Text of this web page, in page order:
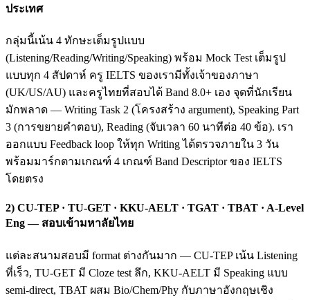
ประเทศ
กลุ่มนี้เน้น 4 ทักษะเต็มรูปแบบ
(Listening/Reading/Writing/Speaking) พร้อม Mock Test เต็มรูป
แบบทุก 4 สัปดาห์ ครู IELTS ของเรามีทั้งเจ้าของภาษา
(UK/US/AU) และครูไทยที่สอบได้ Band 8.0+ เอง จุดที่นักเรียน
มักพลาด — Writing Task 2 (โครงสร้าง argument), Speaking Part
3 (การขยายคำตอบ), Reading (จับเวลา 60 นาทีต่อ 40 ข้อ). เรา
ออกแบบ Feedback loop ให้ทุก Writing ได้ตรวจภายใน 3 วัน
พร้อมมาร์กตามเกณฑ์ 4 เกณฑ์ Band Descriptor ของ IELTS
โดยตรง
2) CU-TEP · TU-GET · KKU-AELT · TGAT · TBAT · A-Level
Eng — สอบเข้ามหาลัยไทย
แต่ละสนามสอบมี format ต่างกันมาก — CU-TEP เน้น Listening
ที่เร็ว, TU-GET มี Cloze test ลึก, KKU-AELT มี Speaking แบบ
semi-direct, TBAT ผสม Bio/Chem/Phy กับภาษาอังกฤษเชิง